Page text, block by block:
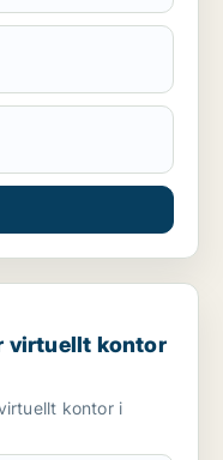
kontor för uthyrning i
virtuellt kontor
kontor i